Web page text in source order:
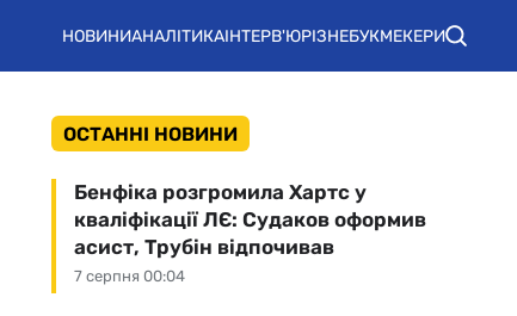
НОВИНИАНАЛІТИКАІНТЕРВ'ЮРІЗНЕБУКМЕКЕРИ
ОСТАННІ НОВИНИ
7 серпня 00:04
Бенфіка розгромила Хартс у
кваліфікації ЛЄ: Судаков оформив
асист, Трубін відпочивав